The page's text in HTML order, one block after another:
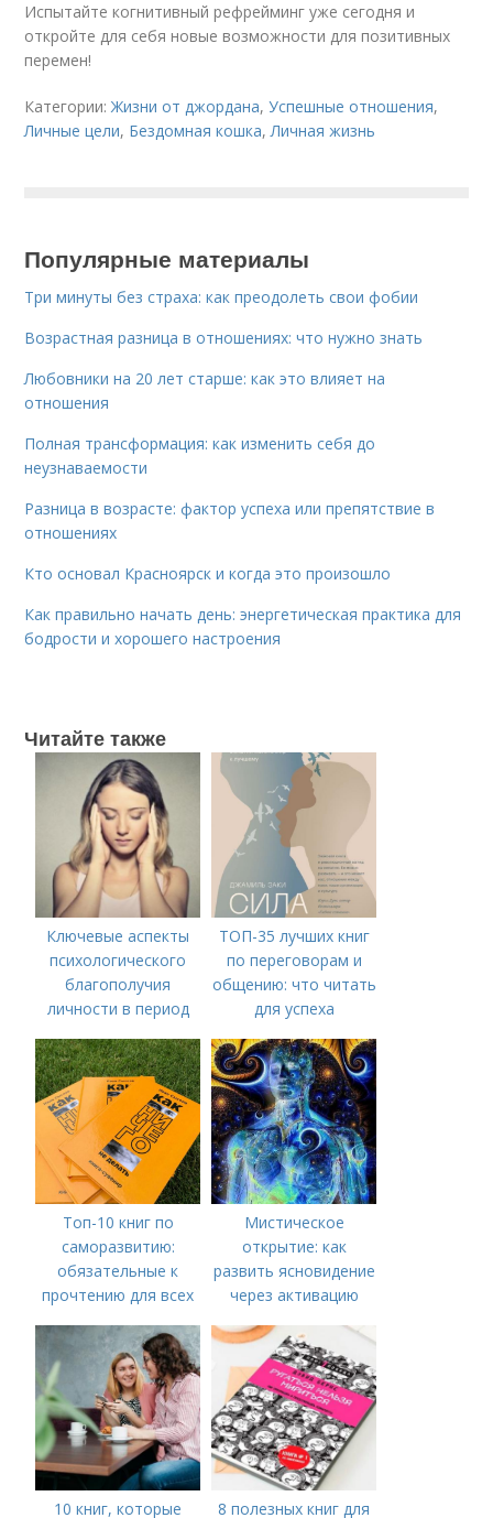
Испытайте когнитивный рефрейминг уже сегодня и
откройте для себя новые возможности для позитивных
перемен!
Категории:Жизни от джордана,Успешные отношения,
Личные цели, Бездомная кошка,Личная жизнь
Популярные материалы
Три минуты без страха: как преодолеть свои фобии
Возрастная разница в отношениях: что нужно знать
Любовники на 20 лет старше: как это влияет на
отношения
Полная трансформация: как изменить себя до
неузнаваемости
Разница в возрасте: фактор успеха или препятствие в
отношениях
Кто основал Красноярск и когда это произошло
Как правильно начать день: энергетическая практика для
бодрости и хорошего настроения
Читайте также
Ключевые аспекты
психологического
благополучия
личности в период
ТОП-35 лучших книг
по переговорам и
общению: что читать
для успеха
Топ-10 книг по
саморазвитию:
обязательные к
прочтению для всех
Мистическое
открытие: как
развить ясновидение
через активацию
10 книг, которые 8 полезных книг для